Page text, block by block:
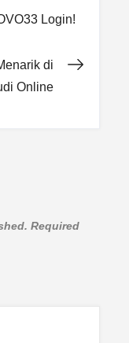
Login!
di
Online
Required